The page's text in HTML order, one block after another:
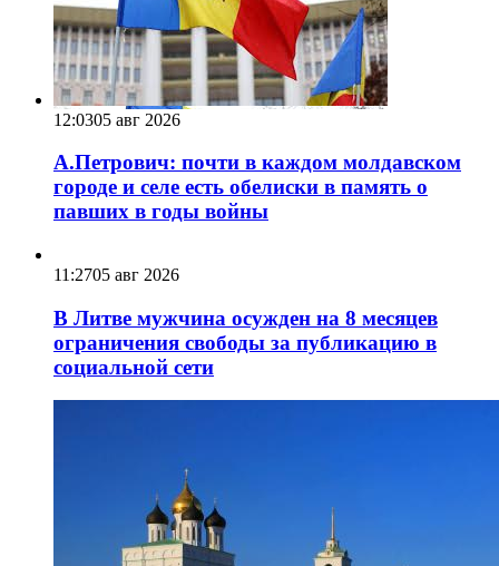
12:0305 авг 2026
А.Петрович: почти в каждом молдавском
городе и селе есть обелиски в память о
павших в годы войны
11:2705 авг 2026
В Литве мужчина осужден на 8 месяцев
ограничения свободы за публикацию в
социальной сети